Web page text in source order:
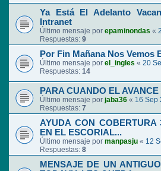
Ya Está El Adelanto
Intranet
Último mensaje por epaminondas «
Respuestas: 9
Por Fin Mañana Nos Vemos
Último mensaje por el_ingles « 20
Respuestas: 14
PARA CUANDO EL
Último mensaje por jaba36 « 16 Sep
Respuestas: 7
AYUDA CON
EN EL ESCORIAL...
Último mensaje por manpasju « 12
Respuestas: 8
MENSAJE DE UN